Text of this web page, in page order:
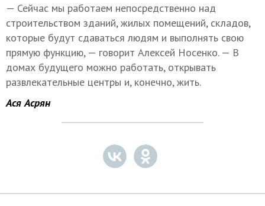
— Сейчас мы работаем непосредственно над
строительством зданий, жилых помещений, складов,
которые будут сдаваться людям и выполнять свою
прямую функцию, — говорит Алексей Носенко. — В
домах будущего можно работать, открывать
развлекательные центры и, конечно, жить.
Ася Асрян